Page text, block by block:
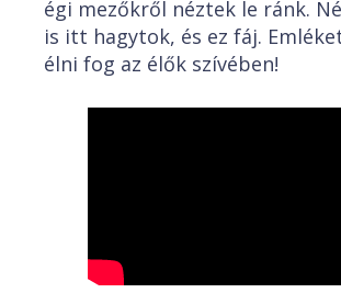
égi mezőkről néztek le ránk.
is itt hagytok, és ez fáj.
élni fog az élők szívében!